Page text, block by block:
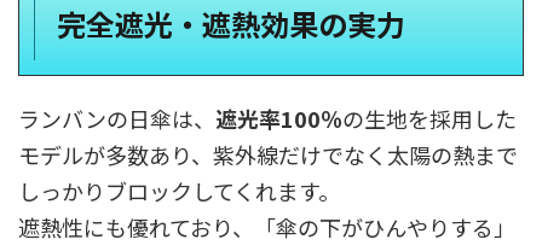
完全遮光・遮熱効果の実力
ランバンの日傘は、 遮光率100％の生地を採用した
モデルが多数あり、紫外線だけでなく太陽の熱まで
しっかりブロックしてくれます。
遮熱性にも優れており、「傘の下がひんやりする」